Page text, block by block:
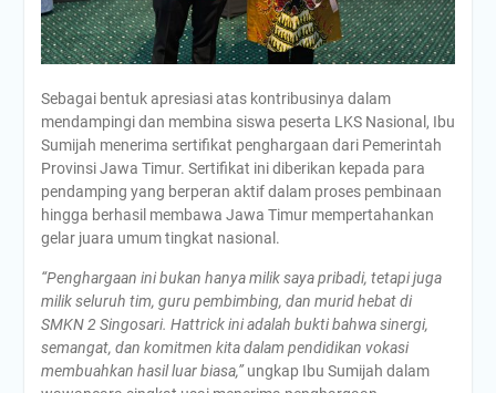
Sebagai bentuk apresiasi atas kontribusinya dalam
mendampingi dan membina siswa peserta LKS Nasional, Ibu
Sumijah menerima sertifikat penghargaan dari Pemerintah
Provinsi Jawa Timur. Sertifikat ini diberikan kepada para
pendamping yang berperan aktif dalam proses pembinaan
hingga berhasil membawa Jawa Timur mempertahankan
gelar juara umum tingkat nasional.
“Penghargaan ini bukan hanya milik saya pribadi, tetapi juga
milik seluruh tim, guru pembimbing, dan murid hebat di
SMKN 2 Singosari. Hattrick ini adalah bukti bahwa sinergi,
semangat, dan komitmen kita dalam pendidikan vokasi
membuahkan hasil luar biasa,”ungkap Ibu Sumijah dalam